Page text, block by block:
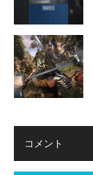
コメント